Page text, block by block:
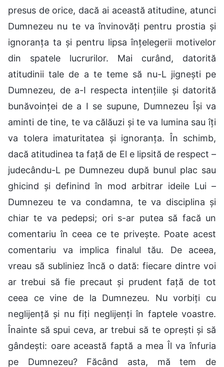
presus de orice, dacă ai această atitudine, atunci
Dumnezeu nu te va învinovăți pentru prostia și
ignoranța ta și pentru lipsa înțelegerii motivelor
din spatele lucrurilor. Mai curând, datorită
atitudinii tale de a te teme să nu-L jignești pe
Dumnezeu, de a-I respecta intențiile și datorită
bunăvoinței de a I se supune, Dumnezeu Își va
aminti de tine, te va călăuzi și te va lumina sau îți
va tolera imaturitatea și ignoranța. În schimb,
dacă atitudinea ta față de El e lipsită de respect –
judecându-L pe Dumnezeu după bunul plac sau
ghicind și definind în mod arbitrar ideile Lui –
Dumnezeu te va condamna, te va disciplina și
chiar te va pedepsi; ori s-ar putea să facă un
comentariu în ceea ce te privește. Poate acest
comentariu va implica finalul tău. De aceea,
vreau să subliniez încă o dată: fiecare dintre voi
ar trebui să fie precaut și prudent față de tot
ceea ce vine de la Dumnezeu. Nu vorbiți cu
neglijență și nu fiți neglijenți în faptele voastre.
Înainte să spui ceva, ar trebui să te oprești și să
gândești: oare această faptă a mea Îl va înfuria
pe Dumnezeu? Făcând asta, mă tem de